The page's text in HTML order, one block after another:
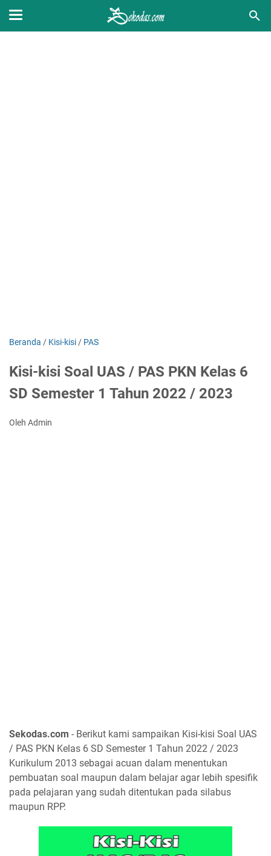
Beranda / Kisi-kisi / PAS
Kisi-kisi Soal UAS / PAS PKN Kelas 6
SD Semester 1 Tahun 2022 / 2023
Oleh Admin
Sekodas.com - Berikut kami sampaikan Kisi-kisi Soal UAS
/ PAS PKN Kelas 6 SD Semester 1 Tahun 2022 / 2023
Kurikulum 2013 sebagai acuan dalam menentukan
pembuatan soal maupun dalam belajar agar lebih spesifik
pada pelajaran yang sudah ditentukan pada silabus
maupun RPP.